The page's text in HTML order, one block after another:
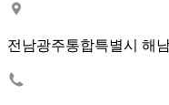
전남광주통합특별시 해